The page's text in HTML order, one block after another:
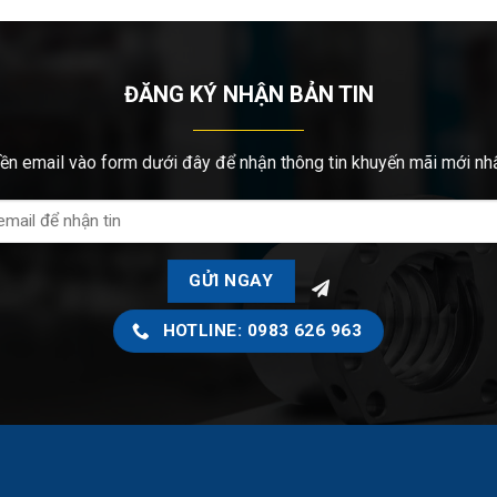
ĐĂNG KÝ NHẬN BẢN TIN
email vào form dưới đây để nhận thông tin khuyến mãi mới
HOTLINE: 0983 626 963